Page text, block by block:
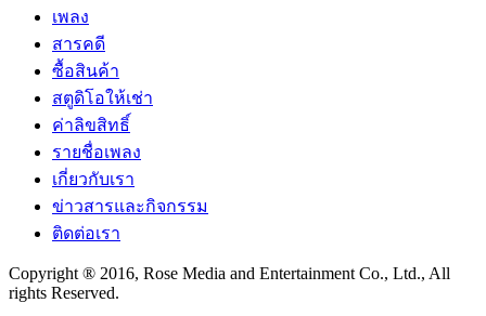
เพลง
สารคดี
ซื้อสินค้า
สตูดิโอให้เช่า
ค่าลิขสิทธิ์
รายชื่อเพลง
เกี่ยวกับเรา
ข่าวสารและกิจกรรม
ติดต่อเรา
Copyright ® 2016, Rose Media and Entertainment Co., Ltd., All
rights Reserved.